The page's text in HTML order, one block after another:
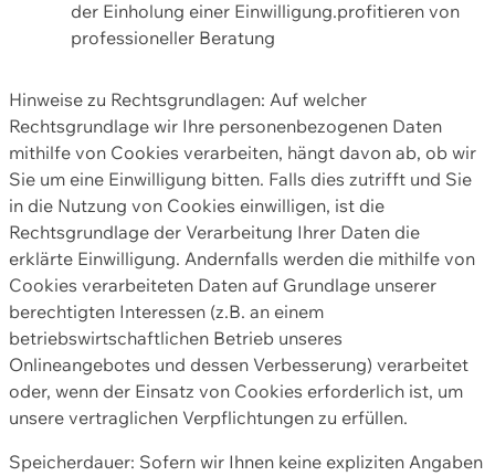
der Einholung einer Einwilligung.profitieren von
professioneller Beratung
Hinweise zu Rechtsgrundlagen: Auf welcher
Rechtsgrundlage wir Ihre personenbezogenen Daten
mithilfe von Cookies verarbeiten, hängt davon ab, ob wir
Sie um eine Einwilligung bitten. Falls dies zutrifft und Sie
in die Nutzung von Cookies einwilligen, ist die
Rechtsgrundlage der Verarbeitung Ihrer Daten die
erklärte Einwilligung. Andernfalls werden die mithilfe von
Cookies verarbeiteten Daten auf Grundlage unserer
berechtigten Interessen (z.B. an einem
betriebswirtschaftlichen Betrieb unseres
Onlineangebotes und dessen Verbesserung) verarbeitet
oder, wenn der Einsatz von Cookies erforderlich ist, um
unsere vertraglichen Verpflichtungen zu erfüllen.
Speicherdauer: Sofern wir Ihnen keine expliziten Angaben